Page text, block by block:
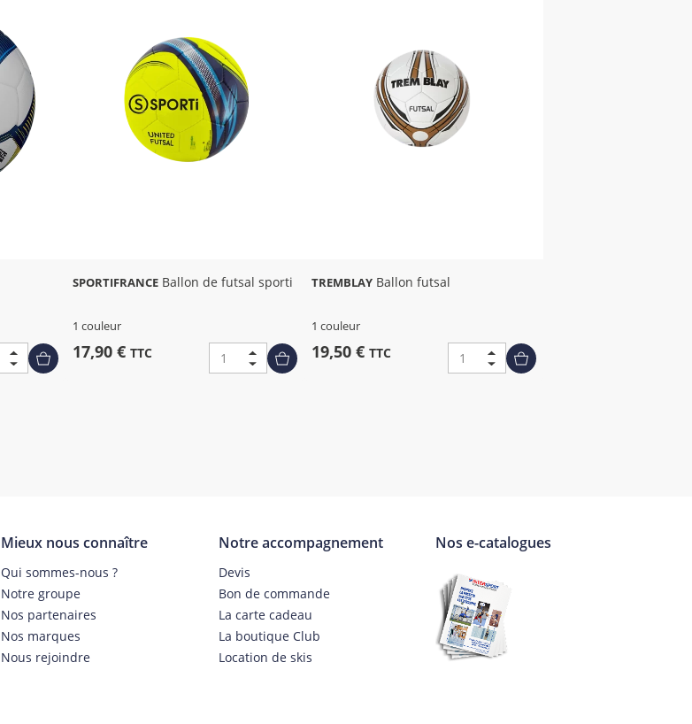
SPORTIFRANCE Ballon de futsal sporti
1 couleur
17,90 € TTC
TREMBLAY Ballon futsal
1 couleur
19,50 € TTC
Mieux nous connaître
Qui sommes-nous ?
Notre groupe
Nos partenaires
Nos marques
Nous rejoindre
Notre accompagnement
Devis
Bon de commande
La carte cadeau
La boutique Club
Location de skis
Nos e-catalogues